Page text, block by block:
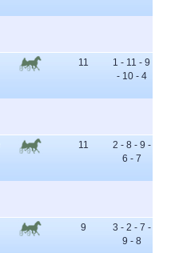
11
1 - 11 - 9
- 10 - 4
11
2 - 8 - 9 -
6 - 7
9
3 - 2 - 7 -
9 - 8